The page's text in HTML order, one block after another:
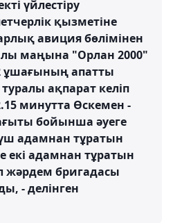
үйлестіру
қызметіне
авиция бөлімінен
маңына "Орлан 2000"
ұшағының апатты
ақпарат келіп
минутта Өскемен -
бойынша әуеге
үш адамнан тұратын
адамнан тұратын
бригадасы
- делінген